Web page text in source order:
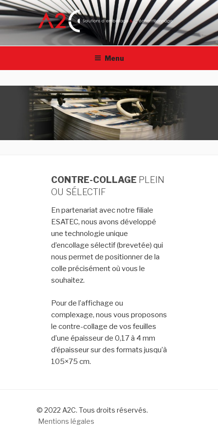
Aller
au
contenu
A2C-FRANCE
Solutions d'emballage & échantillonage | Collage en
Menu
CONTRE-COLLAGE PLEIN
OU SÉLECTIF
En partenariat avec notre filiale
ESATEC, nous avons développé
une technologie unique
d’encollage sélectif (brevetée) qui
nous permet de positionner de la
colle précisément où vous le
souhaitez.
Pour de l’affichage ou
complexage, nous vous proposons
le contre-collage de vos feuilles
d’une épaisseur de 0,17 à 4 mm
d’épaisseur sur des formats jusqu’à
105×75 cm.
© 2022 A2C. Tous droits réservés.
Mentions légales